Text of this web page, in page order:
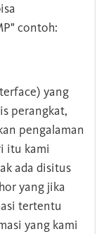
contoh:
yang
perangkat,
pengalaman
itu kami
ada disitus
yang jika
tertentu
yang kami